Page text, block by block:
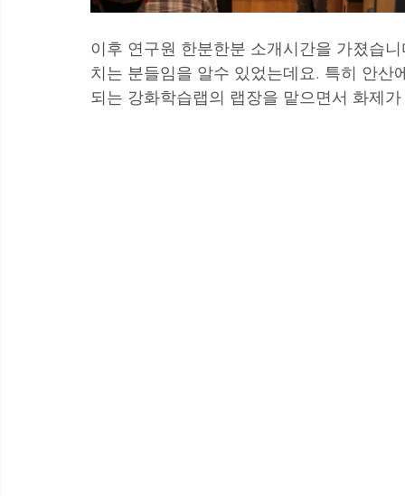
이후 연구원 한분한분 소개시간을 가졌습
치는 분들임을 알수 있었는데요. 특히 안
되는 강화학습랩의 랩장을 맡으면서 화제